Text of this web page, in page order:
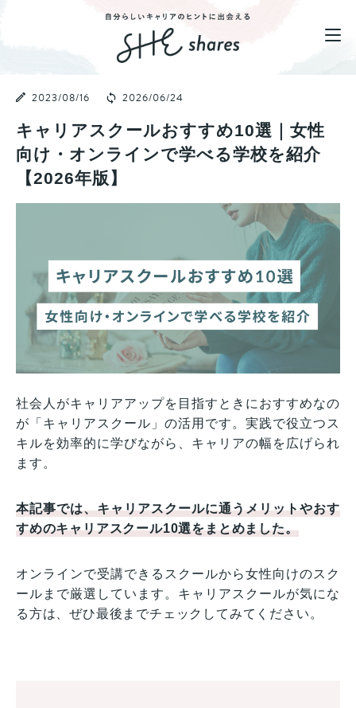
2023/08/16 2026/06/24
キャリアスクールおすすめ10選｜女性
向け・オンラインで学べる学校を紹介
【2026年版】
社会人がキャリアアップを目指すときにおすすめなの
が「キャリアスクール」の活用です。実践で役立つス
キルを効率的に学びながら、キャリアの幅を広げられ
ます。
本記事では、キャリアスクールに通うメリットやおす
すめのキャリアスクール10選をまとめました。
オンラインで受講できるスクールから女性向けのスク
ールまで厳選しています。キャリアスクールが気にな
る方は、ぜひ最後までチェックしてみてください。